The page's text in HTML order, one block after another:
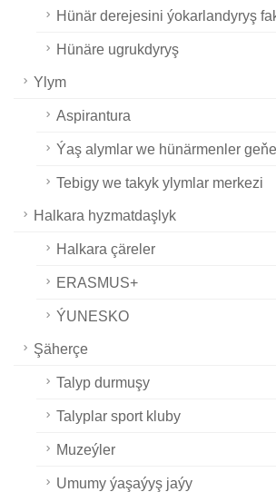
Hünär derejesini ýokarlandyryş
Hünäre ugrukdyryş
Ylym
Aspirantura
Ýaş alymlar we hünärmenler
Tebigy we takyk ylymlar merkezi
Halkara hyzmatdaşlyk
Halkara çäreler
ERASMUS+
ÝUNESKO
Şäherçe
Talyp durmuşy
Talyplar sport kluby
Muzeýler
Umumy ýaşaýyş jaýy